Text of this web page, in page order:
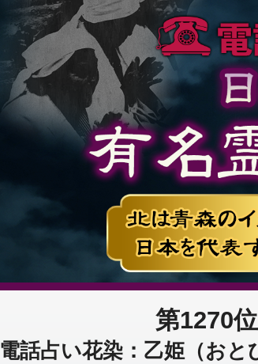
第1270位
電話占い花染：乙姫（おと